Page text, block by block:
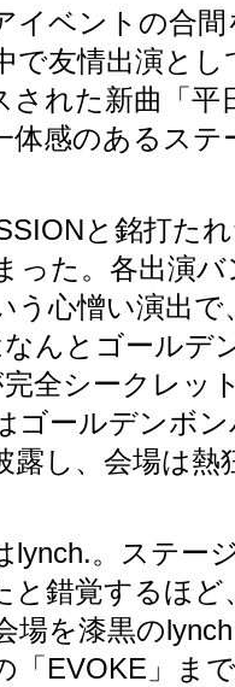
ベントの合間
で友情出演とし
された新曲「平
体感のあるステ
と銘打た
った。各出演
う心憎い演出で
んとゴールデ
全シークレッ
ゴールデンボ
露し、会場は熱
。ステー
と錯覚するほど
場を漆黒の
「EVOKE」ま